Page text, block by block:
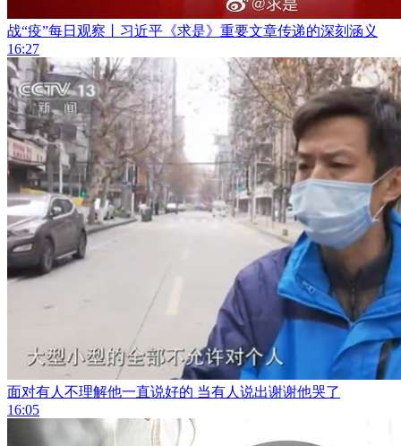
战“疫”每日观察丨习近平《求是》重要文章传递的深刻涵义
16:27
面对有人不理解他一直说好的 当有人说出谢谢他哭了
16:05